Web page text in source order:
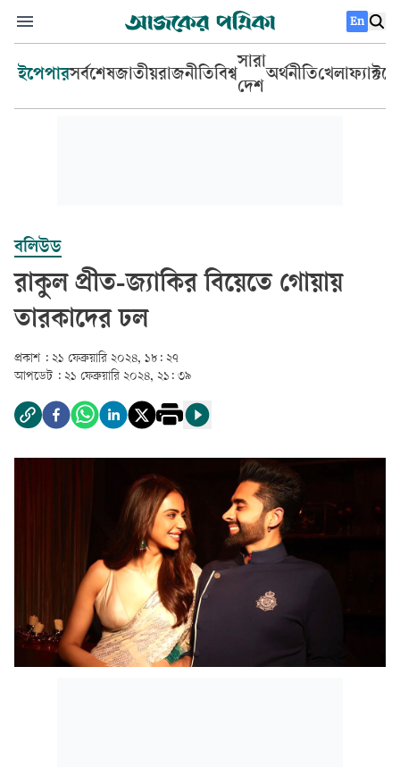
En
ইপেপারসর্বশেষজাতীয়রাজনীতিবিশ্ব
সারা
দেশ
অর্থনীতিখেলা
বলিউড
রাকুল প্রীত-জ্যাকির বিয়েতে গোয়ায়
তারকাদের ঢল
প্রকাশ : ২১ ফেব্রুয়ারি ২০২৪, ১৮: ২৭
আপডেট : ২১ ফেব্রুয়ারি ২০২৪, ২১: ৩৯